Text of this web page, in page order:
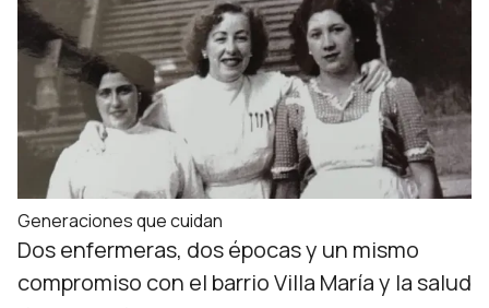
Generaciones que cuidan
Dos enfermeras, dos épocas y un mismo
compromiso con el barrio Villa María y la salud